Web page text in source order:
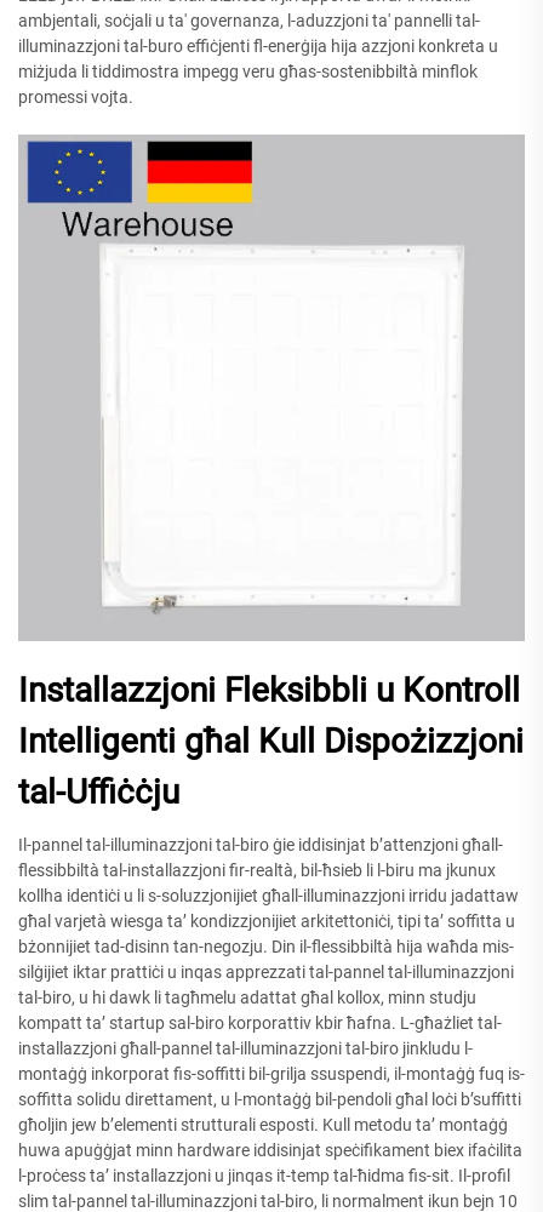
ambjentali, soċjali u ta' governanza, l-aduzzjoni ta' pannelli tal-
illuminazzjoni tal-buro effiċjenti fl-enerġija hija azzjoni konkreta u
miżjuda li tiddimostra impegg veru għas-sostenibbiltà minflok
promessi vojta.
Installazzjoni Fleksibbli u Kontroll
Intelligenti għal Kull Dispożizzjoni
tal-Uffiċċju
Il-pannel tal-illuminazzjoni tal-biro ġie iddisinjat b’attenzjoni għall-
flessibbiltà tal-installazzjoni fir-realtà, bil-ħsieb li l-biru ma jkunux
kollha identiċi u li s-soluzzjonijiet għall-illuminazzjoni irridu jadattaw
għal varjetà wiesga ta’ kondizzjonijiet arkitettoniċi, tipi ta’ soffitta u
bżonnijiet tad-disinn tan-negozju. Din il-flessibbiltà hija waħda mis-
silġijiet iktar prattiċi u inqas apprezzati tal-pannel tal-illuminazzjoni
tal-biro, u hi dawk li tagħmelu adattat għal kollox, minn studju
kompatt ta’ startup sal-biro korporattiv kbir ħafna. L-għażliet tal-
installazzjoni għall-pannel tal-illuminazzjoni tal-biro jinkludu l-
montaġġ inkorporat fis-soffitti bil-grilja ssuspendi, il-montaġġ fuq is-
soffitta solidu direttament, u l-montaġġ bil-pendoli għal loċi b’suffitti
għoljin jew b’elementi strutturali esposti. Kull metodu ta’ montaġġ
huwa apuġġjat minn hardware iddisinjat speċifikament biex ifaċilita
l-proċess ta’ installazzjoni u jinqas it-temp tal-ħidma fis-sit. Il-profil
slim tal-pannel tal-illuminazzjoni tal-biro, li normalment ikun bejn 10